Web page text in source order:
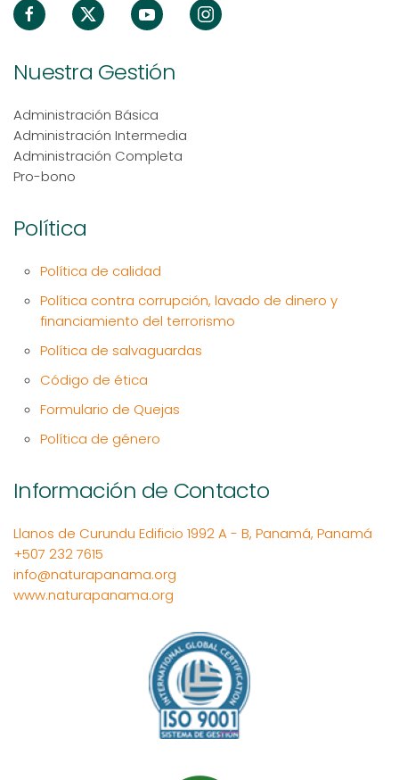
Nuestra Gestión
Administración Básica
Administración Intermedia
Administración Completa
Pro-bono
Política
Política de calidad
Política contra corrupción, lavado de dinero y
financiamiento del terrorismo
Política de salvaguardas
Código de ética
Formulario de Quejas
Política de género
Información de Contacto
Llanos de Curundu Edificio 1992 A - B, Panamá, Panamá
+507 232 7615
info@naturapanama.org
www.naturapanama.org